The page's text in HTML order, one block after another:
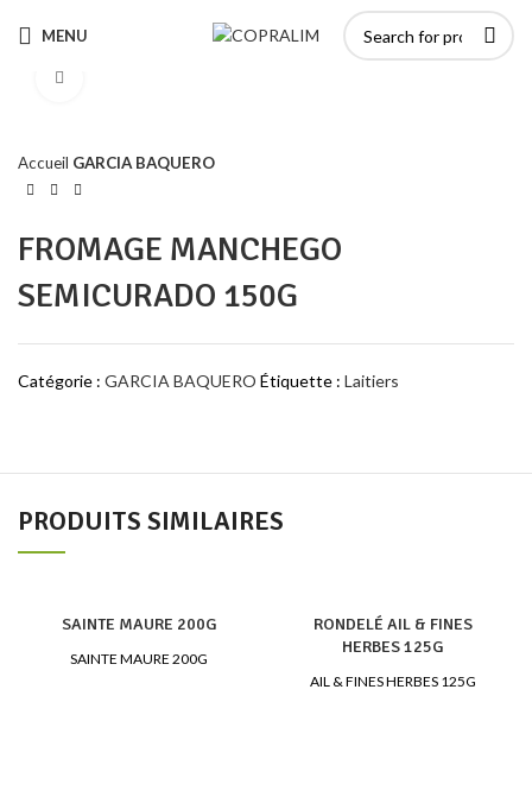
MENU
Accueil GARCIA BAQUERO
FROMAGE MANCHEGO
SEMICURADO 150G
Catégorie : GARCIA BAQUERO Étiquette : Laitiers
PRODUITS SIMILAIRES
SAINTE MAURE 200G
SAINTE MAURE 200G
RONDELÉ AIL & FINES
HERBES 125G
AIL & FINES HERBES 125G